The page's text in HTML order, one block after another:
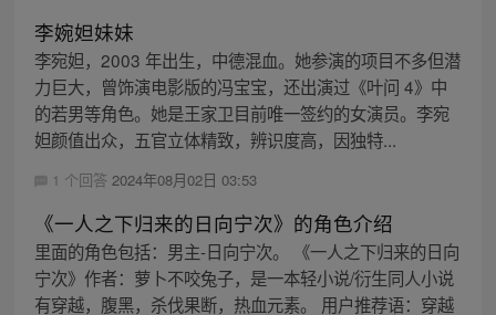
李婉妲妹妹
李宛妲，2003 年出生，中德混血。她参演的项目不多但潜
力巨大，曾饰演电影版的冯宝宝，还出演过《叶问 4》中
的若男等角色。她是王家卫目前唯一签约的女演员。李宛
妲颜值出众，五官立体精致，辨识度高，因独特...
1 个回答 2024年08月02日 03:53
《一人之下归来的日向宁次》的角色介绍
里面的角色包括：男主-日向宁次。 《一人之下归来的日向
宁次》作者：萝卜不咬兔子，是一本轻小说/衍生同人小说
有穿越，腹黑，杀伐果断，热血元素。 用户推荐语：穿越